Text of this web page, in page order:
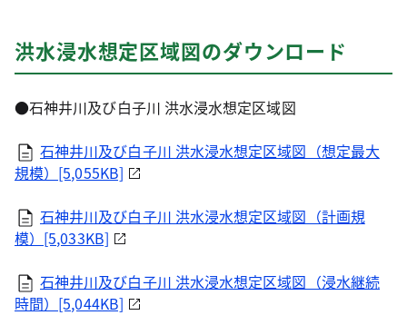
洪水浸水想定区域図のダウンロード
●石神井川及び白子川 洪水浸水想定区域図
石神井川及び白子川 洪水浸水想定区域図（想定最大
規模）[5,055KB]
石神井川及び白子川 洪水浸水想定区域図（計画規
模）[5,033KB]
石神井川及び白子川 洪水浸水想定区域図（浸水継続
時間）[5,044KB]